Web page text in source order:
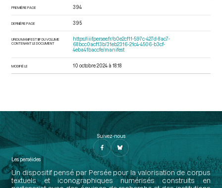
PREMIÈRE PAGE 394
DERNIÈRE PAGE 395
URI DU MANIFEST IIIF DU VOLUME
CONTENANT LE DOCUMENT
https://iiif.persee.fr/b0e2cf11-597c-427d-8ac7-
68bcc0acf13b/31eb2316-21c4-4506-b3cf-
4eba41baccfe/manifest
MODIFIÉ LE 10 octobre 2024 à 18:18
Suivez-nous
Les perséides
Un dispositif pensé par Persée pour la valorisation de corpus
textuels et iconographiques numérisés construits en